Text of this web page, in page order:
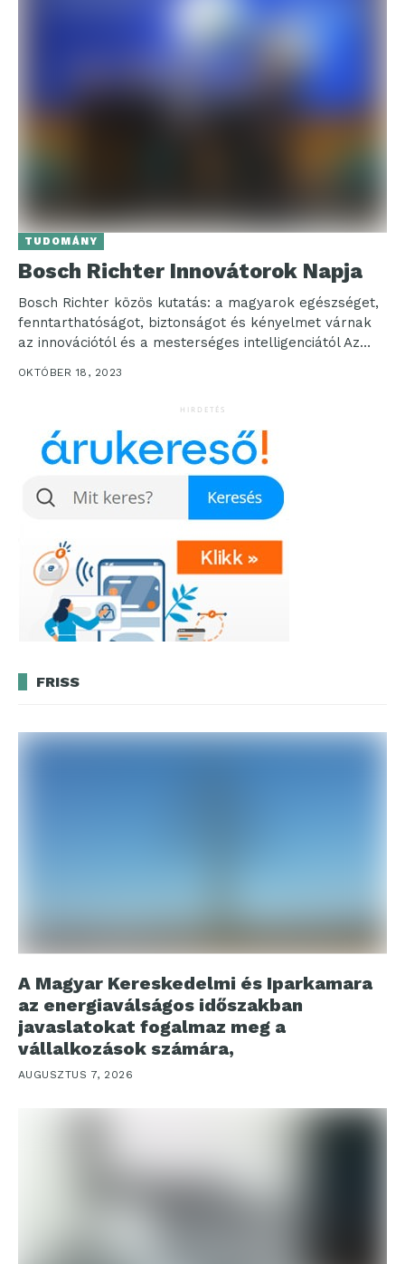
TUDOMÁNY
Bosch Richter Innovátorok Napja
Bosch Richter közös kutatás: a magyarok egészséget,
fenntarthatóságot, biztonságot és kényelmet várnak
az innovációtól és a mesterséges intelligenciától Az
innovációk ma már velünk...
OKTÓBER 18, 2023
HIRDETÉS
FRISS
A Magyar Kereskedelmi és Iparkamara
az energiaválságos időszakban
javaslatokat fogalmaz meg a
vállalkozások számára,
AUGUSZTUS 7, 2026